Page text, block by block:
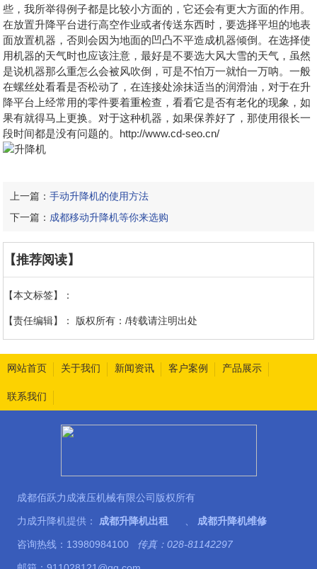
些，我所举得例子都是比较小方面的，它还会有更大方面的作用。
在放置升降平台进行高空作业或者传送东西时，要选择平坦的地表
面放置机器，否则会因为地面的凹凸不平造成机器倾倒。在选择使
用机器的天气时也应该注意，最好是不要选大风大雪的天气，虽然
是说机器那么重怎么会被风吹倒，可是不怕万一就怕一万呐。一般
在螺丝处看看是否松动了，在连接处涂抹适当的润滑油，对于在升
降平台上经常用的零件要着重检查，看看它是否有老化的现象，如
果有就得马上更换。对于这种机器，如果保养好了，那使用很长一
段时间都是没有问题的。http://www.cd-seo.cn/
上一篇：手动升降机的使用方法
下一篇： 成都移动升降机等你来选购
【推荐阅读】
【本文标签】：
【责任编辑】： 版权所有：/转载请注明出处
网站首页 关于我们 新闻资讯 客户案例 产品展示
联系我们
成都佰跃力成液压机械有限公司版权所有
力成升降机提供： 成都升降机出租 成都升降机维修
咨询热线：13980984100 传真：028-81142297